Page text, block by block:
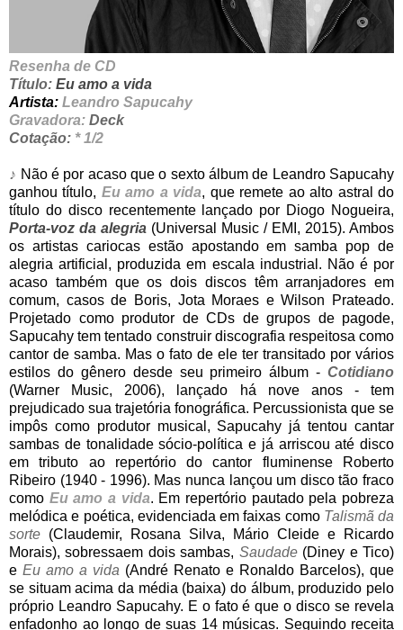
Resenha de CD
Título: Eu amo a vida
Artista: Leandro Sapucahy
Gravadora: Deck
Cotação: * 1/2
♪ Não é por acaso que o sexto álbum de Leandro Sapucahy
ganhou título, Eu amo a vida, que remete ao alto astral do
título do disco recentemente lançado por Diogo Nogueira,
Porta-voz da alegria (Universal Music / EMI, 2015). Ambos
os artistas cariocas estão apostando em samba pop de
alegria artificial, produzida em escala industrial. Não é por
acaso também que os dois discos têm arranjadores em
comum, casos de Boris, Jota Moraes e Wilson Prateado.
Projetado como produtor de CDs de grupos de pagode,
Sapucahy tem tentado construir discografia respeitosa como
cantor de samba. Mas o fato de ele ter transitado por vários
estilos do gênero desde seu primeiro álbum - Cotidiano
(Warner Music, 2006), lançado há nove anos - tem
prejudicado sua trajetória fonográfica. Percussionista que se
impôs como produtor musical, Sapucahy já tentou cantar
sambas de tonalidade sócio-política e já arriscou até disco
em tributo ao repertório do cantor fluminense Roberto
Ribeiro (1940 - 1996). Mas nunca lançou um disco tão fraco
como Eu amo a vida. Em repertório pautado pela pobreza
melódica e poética, evidenciada em faixas como Talismã da
sorte (Claudemir, Rosana Silva, Mário Cleide e Ricardo
Morais), sobressaem dois sambas, Saudade (Diney e Tico)
e Eu amo a vida (André Renato e Ronaldo Barcelos), que
se situam acima da média (baixa) do álbum, produzido pelo
próprio Leandro Sapucahy. E o fato é que o disco se revela
enfadonho ao longo de suas 14 músicas. Seguindo receita